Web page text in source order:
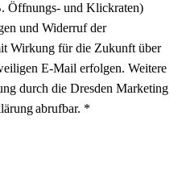
Öffnungs- und Klickraten)
und Widerruf der
Wirkung für die Zukunft über
E-Mail erfolgen. Weitere
durch die Dresden Marketing
abrufbar. *